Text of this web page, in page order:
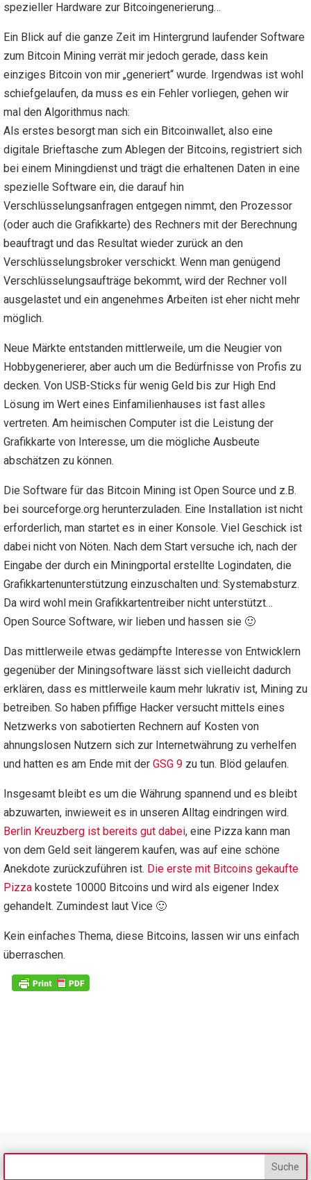
spezieller Hardware zur Bitcoingenerierung…
Ein Blick auf die ganze Zeit im Hintergrund laufender Software
zum Bitcoin Mining verrät mir jedoch gerade, dass kein
einziges Bitcoin von mir „generiert“ wurde. Irgendwas ist wohl
schiefgelaufen, da muss es ein Fehler vorliegen, gehen wir
mal den Algorithmus nach:
Als erstes besorgt man sich ein Bitcoinwallet, also eine
digitale Brieftasche zum Ablegen der Bitcoins, registriert sich
bei einem Miningdienst und trägt die erhaltenen Daten in eine
spezielle Software ein, die darauf hin
Verschlüsselungsanfragen entgegen nimmt, den Prozessor
(oder auch die Grafikkarte) des Rechners mit der Berechnung
beauftragt und das Resultat wieder zurück an den
Verschlüsselungsbroker verschickt. Wenn man genügend
Verschlüsselungsaufträge bekommt, wird der Rechner voll
ausgelastet und ein angenehmes Arbeiten ist eher nicht mehr
möglich.
Neue Märkte entstanden mittlerweile, um die Neugier von
Hobbygenerierer, aber auch um die Bedürfnisse von Profis zu
decken. Von USB-Sticks für wenig Geld bis zur High End
Lösung im Wert eines Einfamilienhauses ist fast alles
vertreten. Am heimischen Computer ist die Leistung der
Grafikkarte von Interesse, um die mögliche Ausbeute
abschätzen zu können.
Die Software für das Bitcoin Mining ist Open Source und z.B.
bei sourceforge.org herunterzuladen. Eine Installation ist nicht
erforderlich, man startet es in einer Konsole. Viel Geschick ist
dabei nicht von Nöten. Nach dem Start versuche ich, nach der
Eingabe der durch ein Miningportal erstellte Logindaten, die
Grafikkartenunterstützung einzuschalten und: Systemabsturz.
Da wird wohl mein Grafikkartentreiber nicht unterstützt…
Open Source Software, wir lieben und hassen sie 🙂
Das mittlerweile etwas gedämpfte Interesse von Entwicklern
gegenüber der Miningsoftware lässt sich vielleicht dadurch
erklären, dass es mittlerweile kaum mehr lukrativ ist, Mining zu
betreiben. So haben pfiffige Hacker versucht mittels eines
Netzwerks von sabotierten Rechnern auf Kosten von
ahnungslosen Nutzern sich zur Internetwährung zu verhelfen
und hatten es am Ende mit der GSG 9 zu tun. Blöd gelaufen.
Insgesamt bleibt es um die Währung spannend und es bleibt
abzuwarten, inwieweit es in unseren Alltag eindringen wird.
Berlin Kreuzberg ist bereits gut dabei, eine Pizza kann man
von dem Geld seit längerem kaufen, was auf eine schöne
Anekdote zurückzuführen ist. Die erste mit Bitcoins gekaufte
Pizza kostete 10000 Bitcoins und wird als eigener Index
gehandelt. Zumindest laut Vice 🙂
Kein einfaches Thema, diese Bitcoins, lassen wir uns einfach
überraschen.